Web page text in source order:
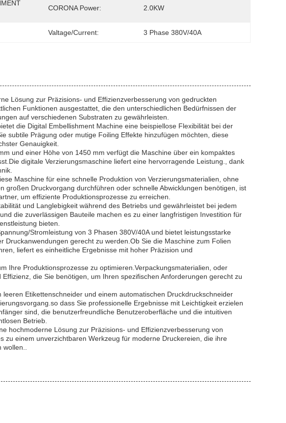
CORONA Power: 2.0KW
Valtage/current: 3 Phase 380V/40A
Lösung zur Präzisions- und Effizienzverbesserung von gedruckten
Funktionen ausgestattet, die den unterschiedlichen Bedürfnissen der
auf verschiedenen Substraten zu gewährleisten.
die Digital Embellishment Machine eine beispiellose Flexibilität bei der
subtile Prägung oder mutige Foiling Effekte hinzufügen möchten, diese
Genauigkeit.
und einer Höhe von 1450 mm verfügt die Maschine über ein kompaktes
digitale Verzierungsmaschine liefert eine hervorragende Leistung., dank
Maschine für eine schnelle Produktion von Verzierungsmaterialien, ohne
großen Druckvorgang durchführen oder schnelle Abwicklungen benötigen, ist
um effiziente Produktionsprozesse zu erreichen.
und Langlebigkeit während des Betriebs und gewährleistet bei jedem
die zuverlässigen Bauteile machen es zu einer langfristigen Investition für
bieten.
Stromleistung von 3 Phasen 380V/40A und bietet leistungsstarke
Druckanwendungen gerecht zu werden.Ob Sie die Maschine zum Folien
liefert es einheitliche Ergebnisse mit hoher Präzision und
Ihre Produktionsprozesse zu optimieren.Verpackungsmaterialien, oder
die Sie benötigen, um Ihren spezifischen Anforderungen gerecht zu
Etikettenschneider und einem automatischen Druckdruckschneider
dass Sie professionelle Ergebnisse mit Leichtigkeit erzielen
sind, die benutzerfreundliche Benutzeroberfläche und die intuitiven
Betrieb.
hochmoderne Lösung zur Präzisions- und Effizienzverbesserung von
zu einem unverzichtbaren Werkzeug für moderne Druckereien, die ihre